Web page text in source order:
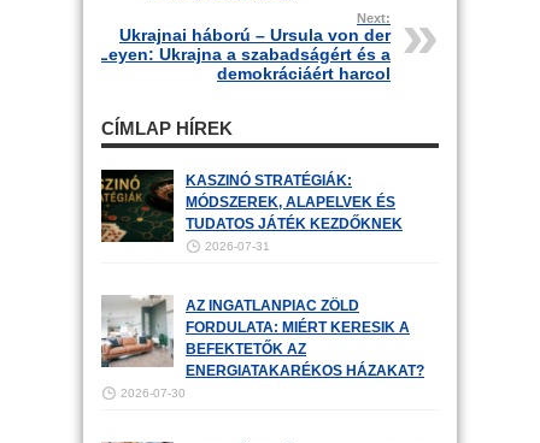
Next:
Ukrajnai háború – Ursula von der
Leyen: Ukrajna a szabadságért és a
demokráciáért harcol
CÍMLAP HÍREK
KASZINÓ STRATÉGIÁK:
MÓDSZEREK, ALAPELVEK ÉS
TUDATOS JÁTÉK KEZDŐKNEK
2026-07-31
AZ INGATLANPIAC ZÖLD
FORDULATA: MIÉRT KERESIK A
BEFEKTETŐK AZ
ENERGIATAKARÉKOS HÁZAKAT?
2026-07-30